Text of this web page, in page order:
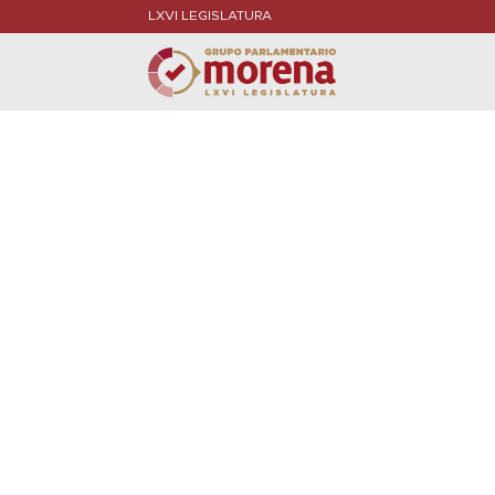
LXVI LEGISLATURA